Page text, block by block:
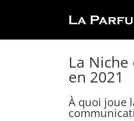
La
en 2021
À quoi joue